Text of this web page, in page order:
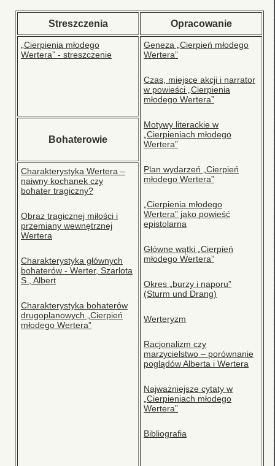
Streszczenia Opracowanie
„Cierpienia młodego
Wertera” - streszczenie
Geneza „Cierpień młodego
Wertera”
Czas, miejsce akcji i narrator
w powieści „Cierpienia
młodego Wertera”
Motywy literackie w
„Cierpieniach młodego
Wertera”
Plan wydarzeń „Cierpień
młodego Wertera”
„Cierpienia młodego
Wertera” jako powieść
epistolarna
Główne wątki „Cierpień
młodego Wertera”
Okres „burzy i naporu”
(Sturm und Drang)
Werteryzm
Racjonalizm czy
marzycielstwo – porównanie
poglądów Alberta i Wertera
Najważniejsze cytaty w
„Cierpieniach młodego
Wertera”
Bibliografia
Bohaterowie
Charakterystyka Wertera –
naiwny kochanek czy
bohater tragiczny?
Obraz tragicznej miłości i
przemiany wewnętrznej
Wertera
Charakterystyka głównych
bohaterów - Werter, Szarlota
S., Albert
Charakterystyka bohaterów
drugoplanowych „Cierpień
młodego Wertera”